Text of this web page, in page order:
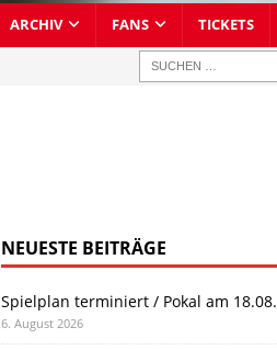
ARCHIV FANS TICKETS
NEUESTE BEITRÄGE
Spielplan terminiert / Pokal am 18.08.
6. August 2026